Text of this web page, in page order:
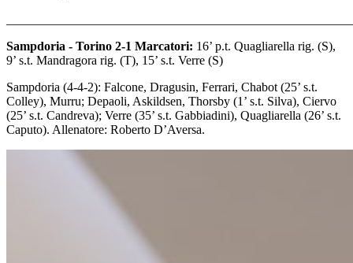
Sampdoria - Torino 2-1 Marcatori: 16’ p.t. Quagliarella rig. (S),
9’ s.t. Mandragora rig. (T), 15’ s.t. Verre (S)
Sampdoria (4-4-2): Falcone, Dragusin, Ferrari, Chabot (25’ s.t.
Colley), Murru; Depaoli, Askildsen, Thorsby (1’ s.t. Silva), Ciervo
(25’ s.t. Candreva); Verre (35’ s.t. Gabbiadini), Quagliarella (26’ s.t.
Caputo). Allenatore: Roberto D’Aversa.